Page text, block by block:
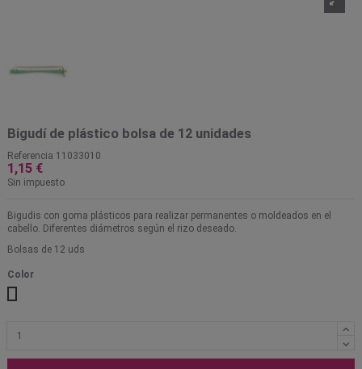
Bigudí de plástico bolsa de 12 unidades
Referencia 11033010
1,15 €
Sin impuesto
Bigudis con goma plásticos para realizar permanentes o moldeados en el
cabello. Diferentes diámetros según el rizo deseado.
Bolsas de 12 uds
Color